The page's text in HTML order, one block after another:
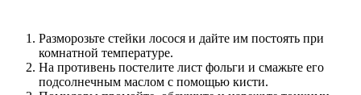
Разморозьте стейки лосося и дайте им постоять при
комнатной температуре.
На противень постелите лист фольги и смажьте его
подсолнечным маслом с помощью кисти.